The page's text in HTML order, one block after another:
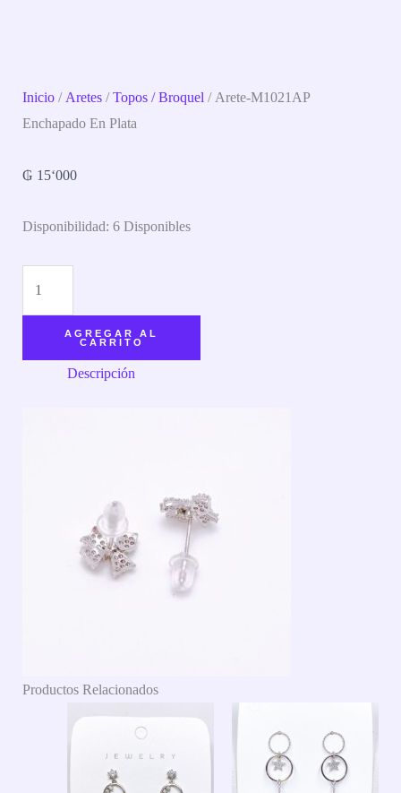
Inicio /Aretes /Topos / Broquel / Arete-M1021AP
Enchapado En Plata
₲ 15‘000
Disponibilidad: 6 Disponibles
AGREGAR AL
CARRITO
Descripción
Productos Relacionados